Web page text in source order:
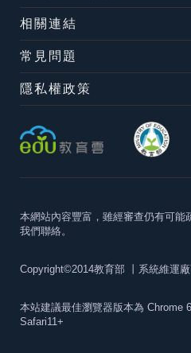
相關連結
常見問題
隱私權政策
本網站內容豐富，雖經審查仍有可能
我們聯絡。
Copyright©2014教育部 丨系統維運
本站建議最佳瀏覽器版本為 Chrome
Safari11+